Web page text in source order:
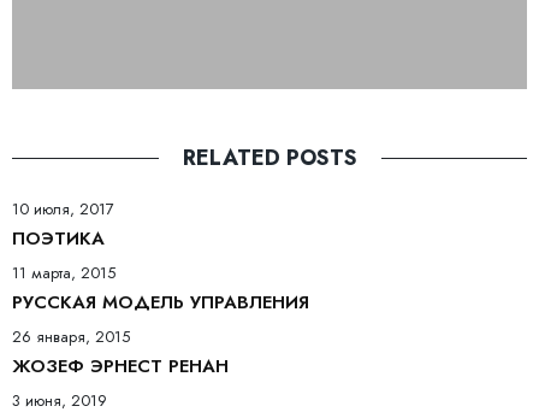
RELATED POSTS
10 июля, 2017
ПОЭТИКА
11 марта, 2015
РУССКАЯ МОДЕЛЬ УПРАВЛЕНИЯ
26 января, 2015
ЖОЗЕФ ЭРНЕСТ РЕНАН
3 июня, 2019